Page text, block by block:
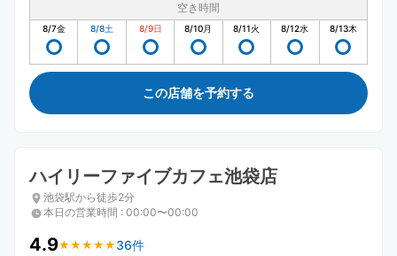
空き時間
8/7金 8/8土 8/9日 8/10月 8/11火 8/12水 8/13木
この店舗を予約する
ハイリーファイブカフェ池袋店
池袋駅から徒歩2分
本日の営業時間 : 00:00〜00:00
4.9★ ★ ★ ★ ★
★ ★ ★ ★ ★ 36件